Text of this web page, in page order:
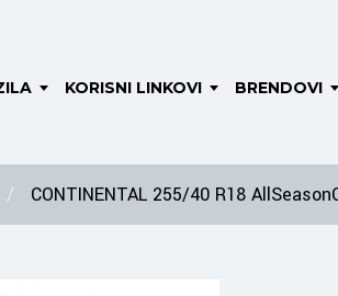
KORISNI LINKOVI BRENDOVI
CONTINENTAL 255/40 R18